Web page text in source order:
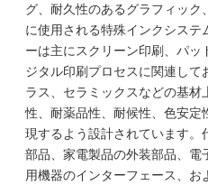
グ、耐久性のあるグラフィッ
に使用される特殊インクシステ
ーは主にスクリーン印刷、パ
ジタル印刷プロセスに関連し
ラス、セラミックスなどの基材
性、耐薬品性、耐候性、色安
現するよう設計されています
部品、家電製品の外装部品、
用機器のインターフェース、お